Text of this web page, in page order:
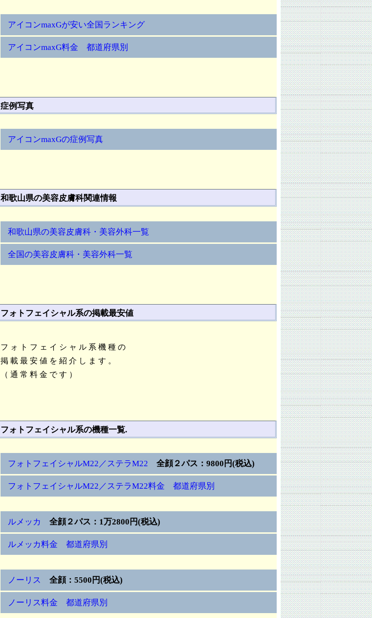
アイコンmaxGが安い全国ランキング
アイコンmaxG料金 都道府県別
症例写真
アイコンmaxGの症例写真
和歌山県の美容皮膚科関連情報
和歌山県の美容皮膚科・美容外科一覧
全国の美容皮膚科・美容外科一覧
フォトフェイシャル系の掲載最安値
フォトフェイシャル系機種の
掲載最安値を紹介します。
（通常料金です）
フォトフェイシャル系の機種一覧.
フォトフェイシャルM22／ステラM22 全顔２パス：9800円(税込)
フォトフェイシャルM22／ステラM22料金 都道府県別
ルメッカ 全顔２パス：1万2800円(税込)
ルメッカ料金 都道府県別
ノーリス 全顔：5500円(税込)
ノーリス料金 都道府県別